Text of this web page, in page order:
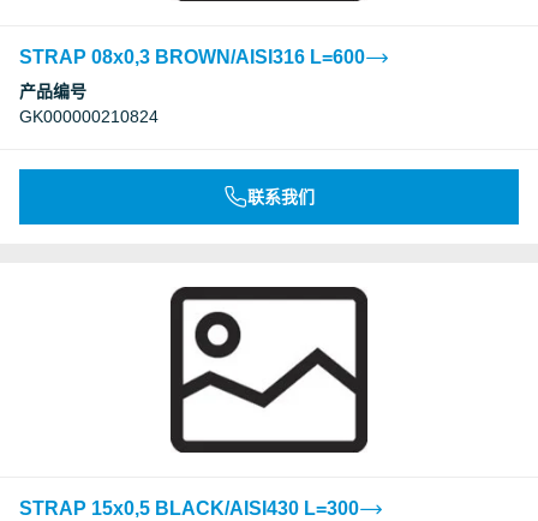
STRAP 08x0,3 BROWN/AISI316 L=600
产品编号
GK000000210824
联系我们
STRAP 15x0,5 BLACK/AISI430 L=300